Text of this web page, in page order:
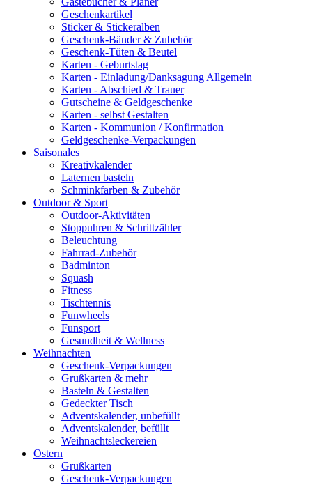
Geschenkartikel
Sticker & Stickeralben
Geschenk-Bänder & Zubehör
Geschenk-Tüten & Beutel
Karten - Geburtstag
Karten - Einladung/Danksagung Allgemein
Karten - Abschied & Trauer
Gutscheine & Geldgeschenke
Karten - selbst Gestalten
Karten - Kommunion / Konfirmation
Geldgeschenke-Verpackungen
Saisonales
Kreativkalender
Laternen basteln
Schminkfarben & Zubehör
Outdoor & Sport
Outdoor-Aktivitäten
Stoppuhren & Schrittzähler
Beleuchtung
Fahrrad-Zubehör
Badminton
Squash
Fitness
Tischtennis
Funwheels
Funsport
Gesundheit & Wellness
Weihnachten
Geschenk-Verpackungen
Grußkarten & mehr
Basteln & Gestalten
Gedeckter Tisch
Adventskalender, unbefüllt
Adventskalender, befüllt
Weihnachtsleckereien
Ostern
Grußkarten
Geschenk-Verpackungen